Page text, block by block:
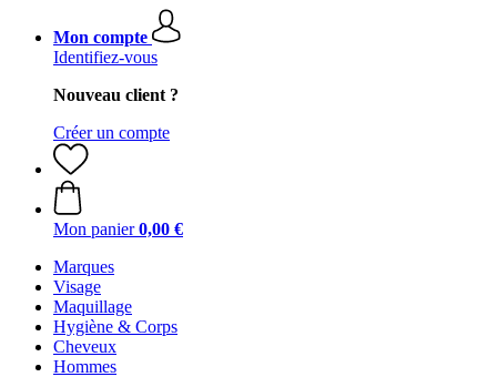
Mon compte
Identifiez-vous
Nouveau client ?
Créer un compte
Mon panier 0,00 €
Marques
Visage
Maquillage
Hygiène & Corps
Cheveux
Hommes